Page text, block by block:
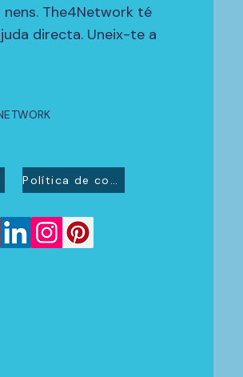
The4Network té
directa. Uneix-te a
Política de cookies